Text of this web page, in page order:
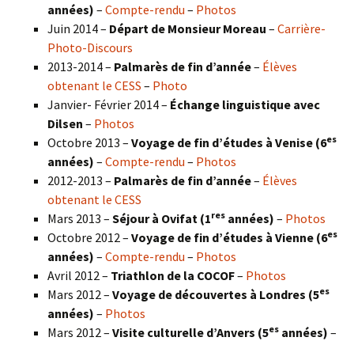
années) – Compte-rendu – Photos
Juin 2014 – Départ de Monsieur Moreau – Carrière-
Photo-Discours
2013-2014 – Palmarès de fin d’année– Élèves
obtenant le CESS – Photo
Janvier- Février 2014 – Échange linguistique avec
Dilsen – Photos
Octobre 2013 – Voyage de fin d’études à Venise (6es
années) – Compte-rendu – Photos
2012-2013 – Palmarès de fin d’année– Élèves
obtenant le CESS
Mars 2013 – Séjour à Ovifat (1res années) – Photos
Octobre 2012 – Voyage de fin d’études à Vienne (6es
années) – Compte-rendu – Photos
Avril 2012 – Triathlon de la COCOF– Photos
Mars 2012 – Voyage de découvertes à Londres (5es
années) – Photos
Mars 2012 – Visite culturelle d’Anvers (5es années) –